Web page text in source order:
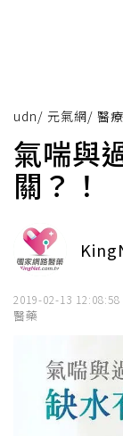
udn/ 元氣網/ 醫療
氣喘與
關？！
2019-02-13 12:08:58
醫藥